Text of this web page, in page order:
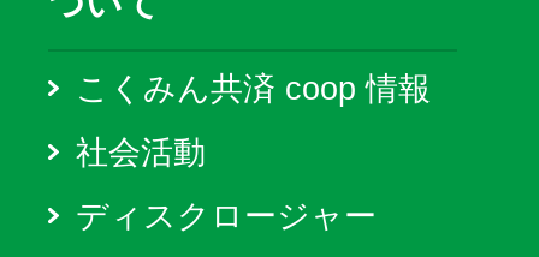
こくみん共済 coop 情報
社会活動
ディスクロージャー